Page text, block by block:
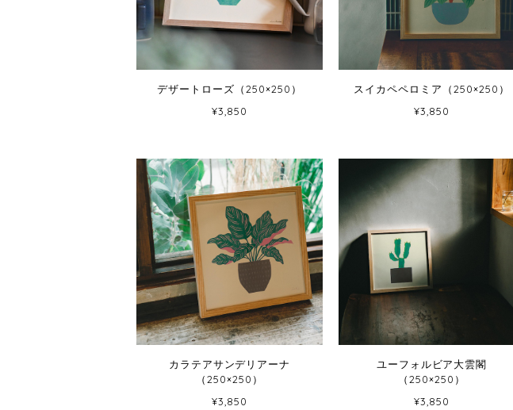
デザートローズ（250×250）
¥3,850
スイカペペロミア（250×250）
¥3,850
カラテアサンデリアーナ
（250×250）
¥3,850
ユーフォルビア大雲閣
（250×250）
¥3,850